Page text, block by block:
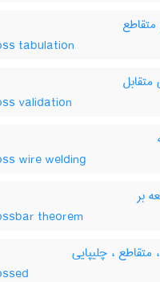
tabulation
متقابل
validation
wire welding
بر
theorem
، چلیپایی